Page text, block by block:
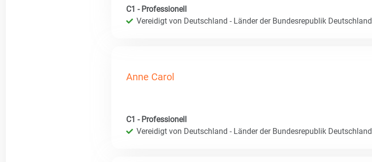
C1 - Professionell
Vereidigt von Deutschland - Länder der Bundesrepublik Deutschland
Anne Carol
C1 - Professionell
Vereidigt von Deutschland - Länder der Bundesrepublik Deutschland